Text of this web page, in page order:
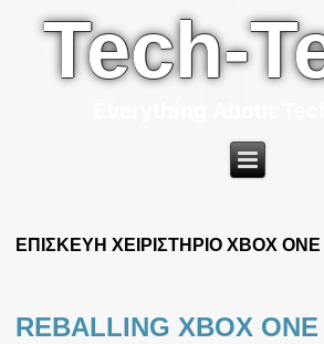
Tech-
ΕΠΙΣΚΕΥΗ ΧΕΙΡΙΣΤΗΡΙΟ XBOX ONE
REBALLING XBOX ONE